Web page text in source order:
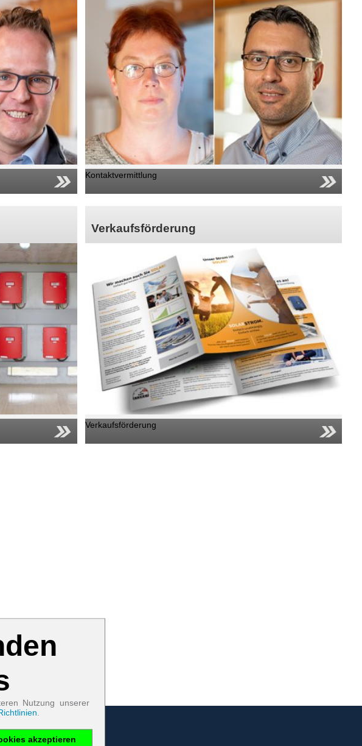
Kontaktvermittlung
Verkaufsförderung
Verkaufsförderung
Cookies:
Nutzung unserer
akzeptieren